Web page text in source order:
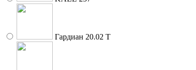
Гардиан 20.02 Т